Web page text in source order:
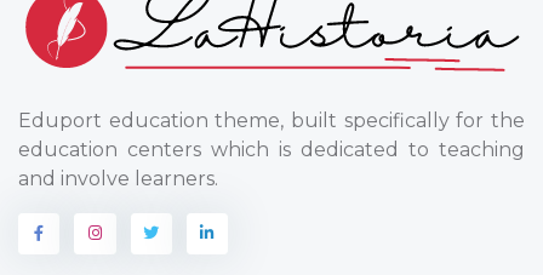
Eduport education theme, built specifically for the
education centers which is dedicated to teaching
and involve learners.